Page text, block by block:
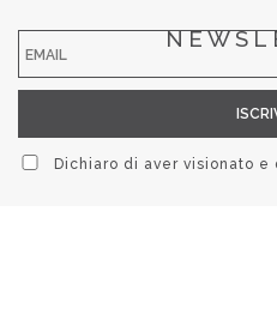
Dichiaro di aver visionato